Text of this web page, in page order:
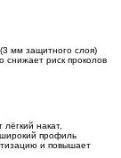
мм защитного слоя)
снижает риск проколов
накат,
профиль
и повышает